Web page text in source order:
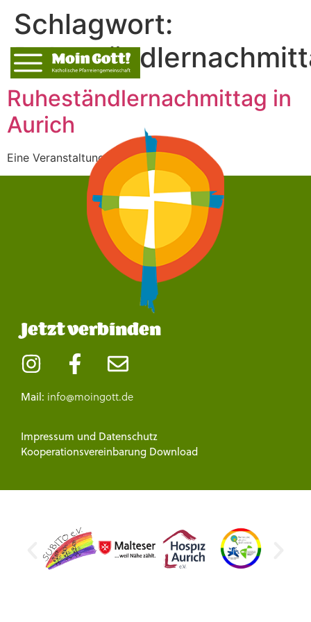
Schlagwort:
Ruheständlernachmittag in
Aurich
Eine Veranstaltung für Leib und Seele
Jetzt verbinden
Mail: info@moingott.de
Impressum und Datenschutz
Kooperationsvereinbarung Download